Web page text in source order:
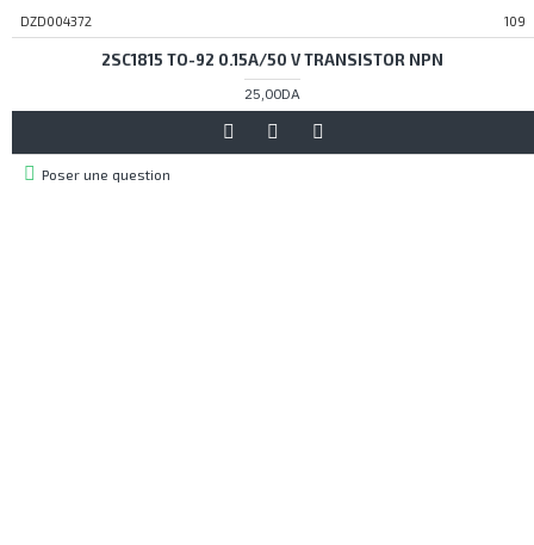
DZD004372 109
2SC1815 TO-92 0.15A/50 V TRANSISTOR NPN
25,00DA
Poser une question